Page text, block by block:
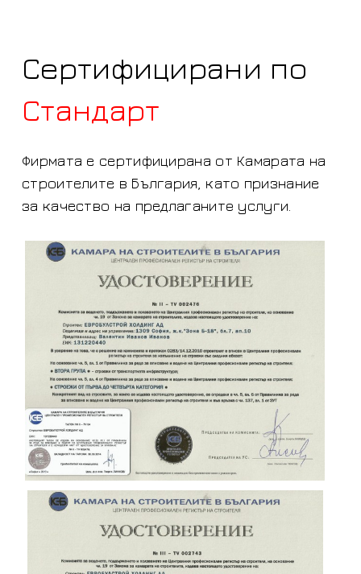
Сертифицирани по
Стандарт
Фирмата е сертифицирана от Камарата на
строителите в България, като признание
за качество на предлаганитe услуги.